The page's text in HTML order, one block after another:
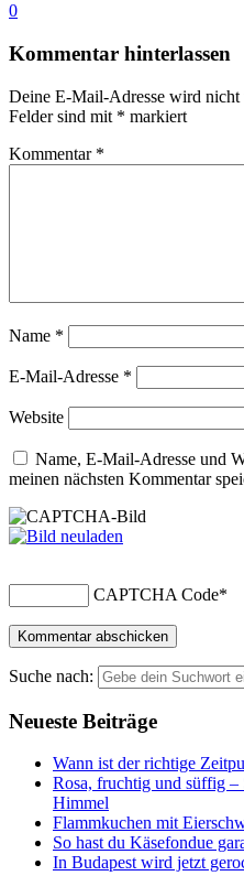
0
Kommentar hinterlassen
Deine E-Mail-Adresse wird
Felder sind mit * markiert
Kommentar *
Name *
E-Mail-Adresse *
Website
Name, E-Mail-Adresse und
meinen nächsten Kommentar
CAPTCHA Code*
Suche nach:
Neueste Beiträge
Wann ist der richtige
Rosa, fruchtig und süffig
Himmel
Flammkuchen mit
So hast du Käsefondue
In Budapest wird jetzt